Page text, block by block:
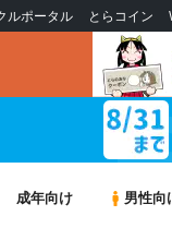
ルポータル とらコイン
成年向け 男性向